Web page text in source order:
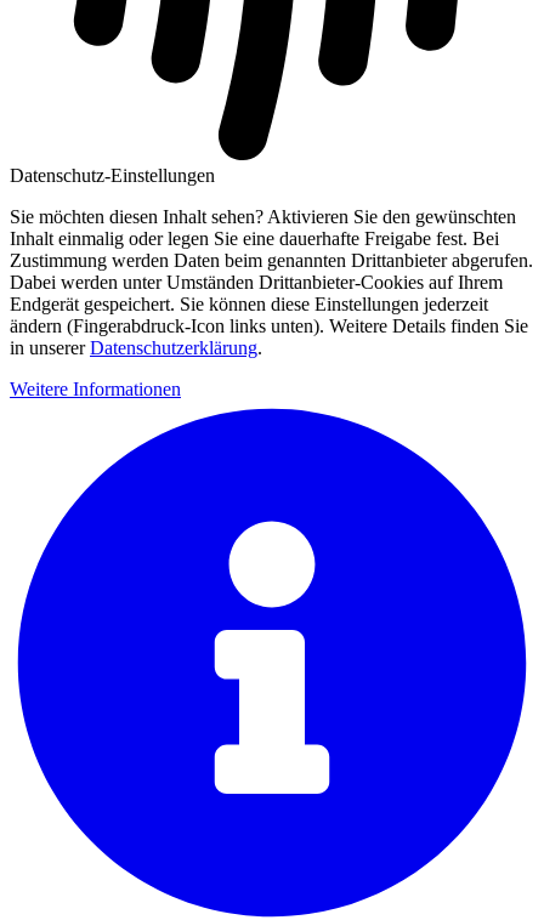
Datenschutz-Einstellungen
Sie möchten diesen Inhalt sehen? Aktivieren Sie den gewünschten
Inhalt einmalig oder legen Sie eine dauerhafte Freigabe fest. Bei
Zustimmung werden Daten beim genannten Drittanbieter abgerufen.
Dabei werden unter Umständen Drittanbieter-Cookies auf Ihrem
Endgerät gespeichert. Sie können diese Einstellungen jederzeit
ändern (Fingerabdruck-Icon links unten). Weitere Details finden Sie
in unsererDatenschutzerklärung.
Weitere Informationen